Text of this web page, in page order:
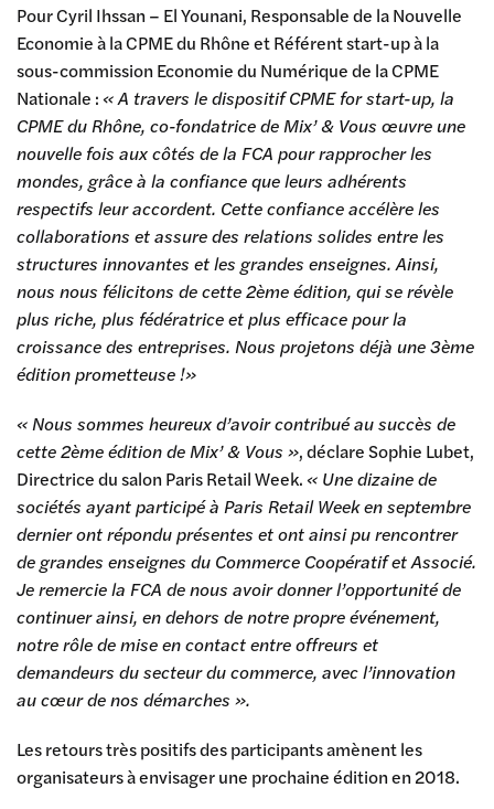
Pour Cyril Ihssan – El Younani, Responsable de la Nouvelle
Economie à la CPME du Rhône et Référent start-up à la
sous-commission Economie du Numérique de la CPME
Nationale :« A travers le dispositif CPME for start-up, la
CPME du Rhône, co-fondatrice de Mix’ & Vous œuvre une
nouvelle fois aux côtés de la FCA pour rapprocher les
mondes, grâce à la confiance que leurs adhérents
respectifs leur accordent. Cette confiance accélère les
collaborations et assure des relations solides entre les
structures innovantes et les grandes enseignes. Ainsi,
nous nous félicitons de cette 2ème édition, qui se révèle
plus riche, plus fédératrice et plus efficace pour la
croissance des entreprises. Nous projetons déjà une 3ème
édition prometteuse !»
« Nous sommes heureux d’avoir contribué au succès de
cette 2ème édition de Mix’ & Vous », déclare Sophie Lubet,
Directrice du salon Paris Retail Week.« Une dizaine de
sociétés ayant participé à Paris Retail Week en septembre
dernier ont répondu présentes et ont ainsi pu rencontrer
de grandes enseignes du Commerce Coopératif et Associé.
Je remercie la FCA de nous avoir donner l’opportunité de
continuer ainsi, en dehors de notre propre événement,
notre rôle de mise en contact entre offreurs et
demandeurs du secteur du commerce, avec l’innovation
au cœur de nos démarches ».
Les retours très positifs des participants amènent les
organisateurs à envisager une prochaine édition en 2018.